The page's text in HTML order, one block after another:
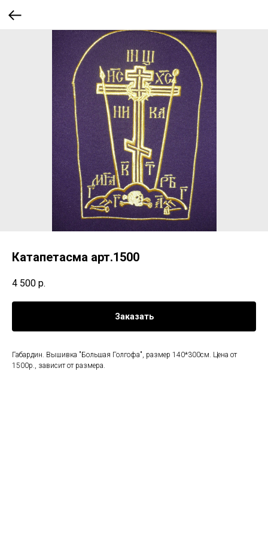
Катапетасма арт.1500
4 500 р.
Заказать
Габардин. Вышивка "Большая Голгофа", размер 140*300см. Цена от
1500р., зависит от размера.